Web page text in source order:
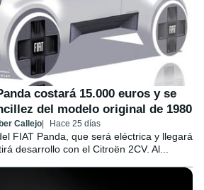
costará 15.000 euros y se
del modelo original de 1980
Callejo Hace 25 días
FIAT Panda, que será eléctrica y llegará
desarrollo con el Citroën 2CV. Al...